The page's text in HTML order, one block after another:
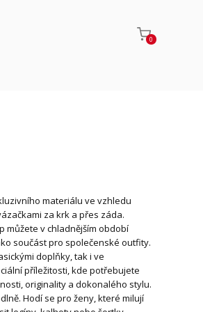
0
materiálu ve vzhledu
za krk a přes záda.
můžete v chladnějším období
součást pro společenské outfity.
doplňky, tak i ve
příležitosti, kde potřebujete
originality a dokonalého stylu.
Hodí se pro ženy, které milují